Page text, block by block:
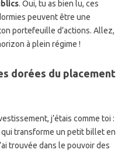
. Oui, tu as bien lu, ces
peuvent être une
portefeuille d’actions. Allez,
à plein régime !
dorées du placement
j’étais comme toi :
transforme un petit billet en
trouvée dans le pouvoir des